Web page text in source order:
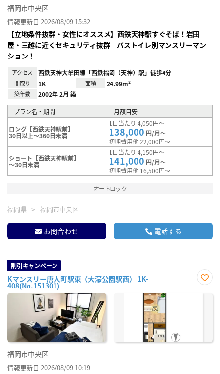
福岡市中央区
情報更新日 2026/08/09 15:32
【立地条件抜群・女性にオススメ】西鉄天神駅すぐそば！岩田
屋・三越に近くセキュリティ抜群 バストイレ別マンスリーマン
ション！
アクセス 西鉄天神大牟田線「西鉄福岡（天神）駅」徒歩4分
間取り 1K 面積 24.99m²
築年数 2002年 2月 築
プラン名・期間 月額目安
ロング【西鉄天神駅前】
30日以上～360日未満
1日当たり 4,050円～
138,000 円/月～
初期費用他 22,000円～
ショート【西鉄天神駅前】
～30日未満
1日当たり 4,150円～
141,000 円/月～
初期費用他 16,500円～
オートロック
福岡県 福岡市中央区
お問合わせ 電話する
割引キャンペーン
Kマンスリー唐人町駅東（大濠公園駅西） 1K-
408(No.151301)
に入
福岡市中央区
情報更新日 2026/08/09 10:19